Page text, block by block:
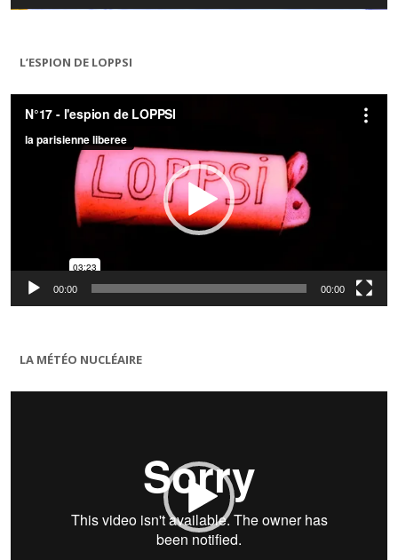
L’ESPION DE LOPPSI
Lecteur
vidéo
00:00 00:00
LA MÉTÉO NUCLÉAIRE
Lecteur